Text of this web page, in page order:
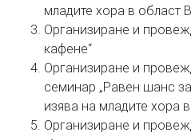
младите хора в област
Организиране и
кафене“
Организиране и
семинар „Равен шанс
изява на младите хора
Организиране и